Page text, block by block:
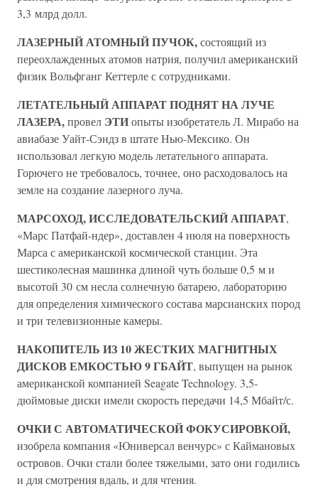
3,3 млрд долл.
ЛАЗЕРНЫЙ АТОМНЫЙ ПУЧОК,состоящий из
переохлажденных атомов натрия, получил американский
физик Вольфганг Кеттерле с сотрудниками.
ЛЕТАТЕЛЬНЫЙ АППАРАТ ПОДНЯТ НА ЛУЧЕ
ЛАЗЕРА,провел ЭТИопыты изобретатель Л. Мирабо на
авиабазе Уайт-Сэндз в штате Нью-Мексико. Он
использовал легкую модель летательного аппарата.
Горючего не требовалось, точнее, оно расходовалось на
земле на создание лазерного луча.
МАРСОХОД, ИССЛЕДОВАТЕЛЬСКИЙ АППАРАТ,
«Марс Патфай-ндер», доставлен 4 июля на поверхность
Марса с американской космической станции. Эта
шестиколесная машинка длиной чуть больше 0,5 м и
высотой 30 см несла солнечную батарею, лабораторию
для определения химического состава марсианских пород
и три телевизионные камеры.
НАКОПИТЕЛЬ ИЗ 10 ЖЕСТКИХ МАГНИТНЫХ
ДИСКОВ ЕМКОСТЬЮ 9 ГБАЙТ, выпущен на рынок
американской компанией Seagate Technology. 3,5-
дюймовые диски имели скорость передачи 14,5 Мбайт/с.
ОЧКИ С АВТОМАТИЧЕСКОЙ ФОКУСИРОВКОЙ,
изобрела компания «Юниверсал венчурс» с Каймановых
островов. Очки стали более тяжелыми, зато они годились
и для смотрения вдаль, и для чтения.